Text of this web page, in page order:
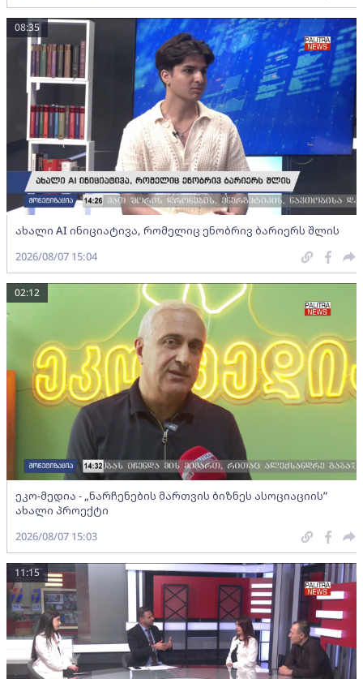
ახალი AI ინიციატივა, რომელიც ენობრივ ბარიერს შლის
08:35
2026/08/07 15:04
ეკო-მედია - „ნარჩენების მართვის ბიზნეს ასოციაციის”
ახალი პროექტი
02:12
2026/08/07 15:03
11:15